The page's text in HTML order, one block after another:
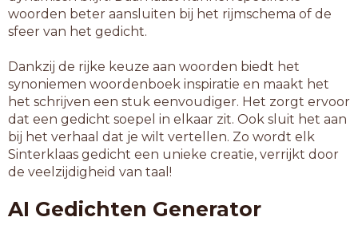
woorden beter aansluiten bij het rijmschema of de
sfeer van het gedicht.
Dankzij de rijke keuze aan woorden biedt het
synoniemen woordenboek inspiratie en maakt het
het schrijven een stuk eenvoudiger. Het zorgt ervoor
dat een gedicht soepel in elkaar zit. Ook sluit het aan
bij het verhaal dat je wilt vertellen. Zo wordt elk
Sinterklaas gedicht een unieke creatie, verrijkt door
de veelzijdigheid van taal!
AI Gedichten Generator